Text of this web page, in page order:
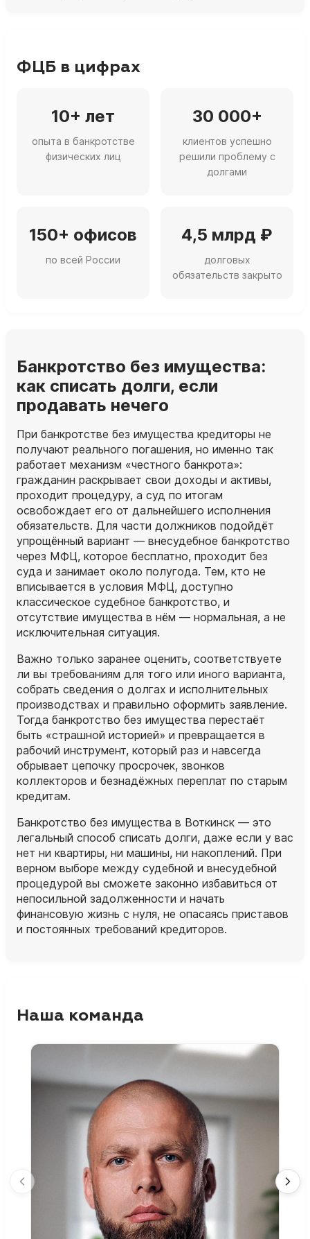
ФЦБ в цифрах
10+ лет
опыта в банкротстве
физических лиц
30 000+
клиентов успешно
решили проблему с
долгами
150+ офисов
по всей России
4,5 млрд ₽
долговых
обязательств закрыто
Банкротство без имущества:
как списать долги, если
продавать нечего
При банкротстве без имущества кредиторы не
получают реального погашения, но именно так
работает механизм «честного банкрота»:
гражданин раскрывает свои доходы и активы,
проходит процедуру, а суд по итогам
освобождает его от дальнейшего исполнения
обязательств. Для части должников подойдёт
упрощённый вариант — внесудебное банкротство
через МФЦ, которое бесплатно, проходит без
суда и занимает около полугода. Тем, кто не
вписывается в условия МФЦ, доступно
классическое судебное банкротство, и
отсутствие имущества в нём — нормальная, а не
исключительная ситуация.
Важно только заранее оценить, соответствуете
ли вы требованиям для того или иного варианта,
собрать сведения о долгах и исполнительных
производствах и правильно оформить заявление.
Тогда банкротство без имущества перестаёт
быть «страшной историей» и превращается в
рабочий инструмент, который раз и навсегда
обрывает цепочку просрочек, звонков
коллекторов и безнадёжных переплат по старым
кредитам.
Банкротство без имущества в Воткинск — это
легальный способ списать долги, даже если у вас
нет ни квартиры, ни машины, ни накоплений. При
верном выборе между судебной и внесудебной
процедурой вы сможете законно избавиться от
непосильной задолженности и начать
финансовую жизнь с нуля, не опасаясь приставов
и постоянных требований кредиторов.
Наша команда